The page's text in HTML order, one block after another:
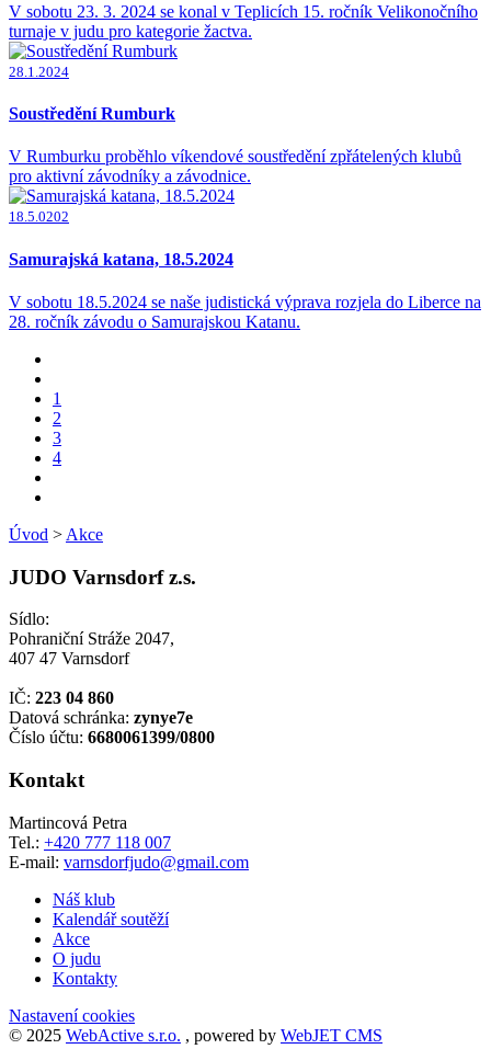
V sobotu 23. 3. 2024 se konal v Teplicích 15. ročník Velikonočního
turnaje v judu pro kategorie žactva.
28.1.2024
Soustředění Rumburk
V Rumburku proběhlo víkendové soustředění zpřátelených klubů
pro aktivní závodníky a závodnice.
18.5.0202
Samurajská katana, 18.5.2024
V sobotu 18.5.2024 se naše judistická výprava rozjela do Liberce na
28. ročník závodu o Samurajskou Katanu.
1
2
3
4
Úvod > Akce
JUDO Varnsdorf z.s.
Sídlo:
Pohraniční Stráže 2047,
407 47 Varnsdorf
IČ: 223 04 860
Datová schránka: zynye7e
Číslo účtu: 6680061399/0800
Kontakt
Martincová Petra
Tel.: +420 777 118 007
E-mail: varnsdorfjudo@gmail.com
Náš klub
Kalendář soutěží
Akce
O judu
Kontakty
Nastavení cookies
© 2025 WebActive s.r.o. , powered by WebJET CMS